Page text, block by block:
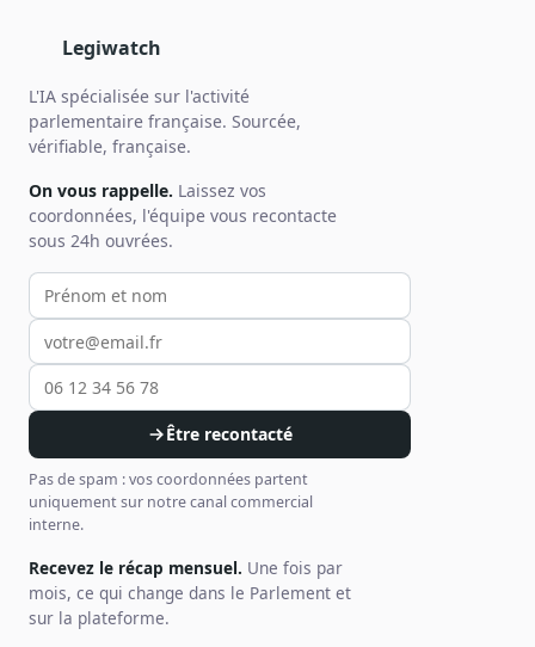
Legiwatch
L'IA spécialisée sur l'activité
parlementaire française. Sourcée,
vérifiable, française.
On vous rappelle. Laissez vos
coordonnées, l'équipe vous recontacte
sous 24h ouvrées.
Votre prénom et nom
Votre email
Votre téléphone
Être recontacté
Pas de spam : vos coordonnées partent
uniquement sur notre canal commercial
interne.
Recevez le récap mensuel. Une fois par
mois, ce qui change dans le Parlement et
sur la plateforme.